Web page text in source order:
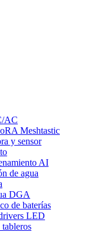
AC
Meshtastic
y sensor
AI
de agua
DGA
de baterías
LED